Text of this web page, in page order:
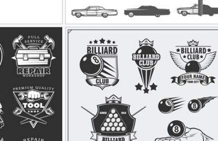
لوگوی تعمیر خودرو
90,000
32
وکتور لوگوی فیتنس
31